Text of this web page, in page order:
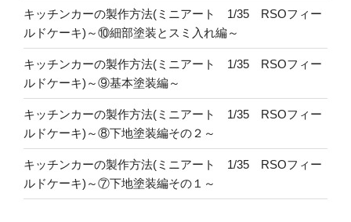
キッチンカーの製作方法(ミニアート 1/35 RSOフィー
ルドケーキ)～⑩細部塗装とスミ入れ編～
キッチンカーの製作方法(ミニアート 1/35 RSOフィー
ルドケーキ)～⑨基本塗装編～
キッチンカーの製作方法(ミニアート 1/35 RSOフィー
ルドケーキ)～⑧下地塗装編その２～
キッチンカーの製作方法(ミニアート 1/35 RSOフィー
ルドケーキ)～⑦下地塗装編その１～